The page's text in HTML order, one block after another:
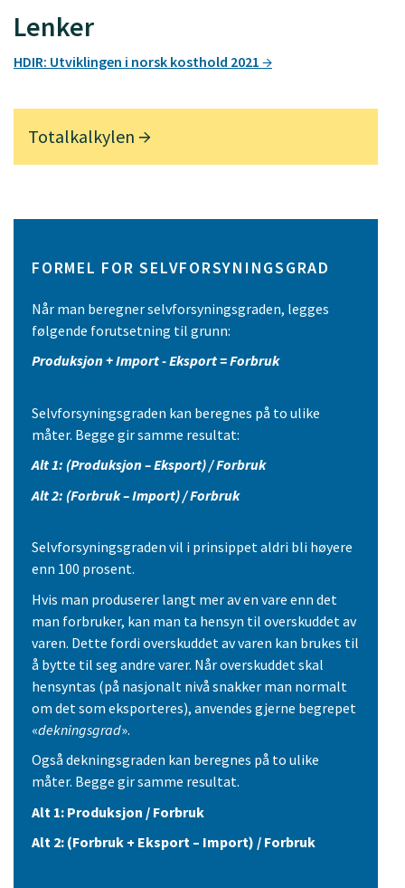
Lenker
HDIR: Utviklingen i norsk kosthold 2021
Totalkalkylen
FORMEL FOR SELVFORSYNINGSGRAD
Når man beregner selvforsyningsgraden, legges
følgende forutsetning til grunn:
Produksjon + Import - Eksport = Forbruk
Selvforsyningsgraden kan beregnes på to ulike
måter. Begge gir samme resultat:
Alt 1: (Produksjon – Eksport) / Forbruk
Alt 2: (Forbruk – Import) / Forbruk
Selvforsyningsgraden vil i prinsippet aldri bli høyere
enn 100 prosent.
Hvis man produserer langt mer av en vare enn det
man forbruker, kan man ta hensyn til overskuddet av
varen. Dette fordi overskuddet av varen kan brukes til
å bytte til seg andre varer. Når overskuddet skal
hensyntas (på nasjonalt nivå snakker man normalt
om det som eksporteres), anvendes gjerne begrepet
«dekningsgrad».
Også dekningsgraden kan beregnes på to ulike
måter. Begge gir samme resultat.
Alt 1: Produksjon / Forbruk
Alt 2: (Forbruk + Eksport – Import) / Forbruk